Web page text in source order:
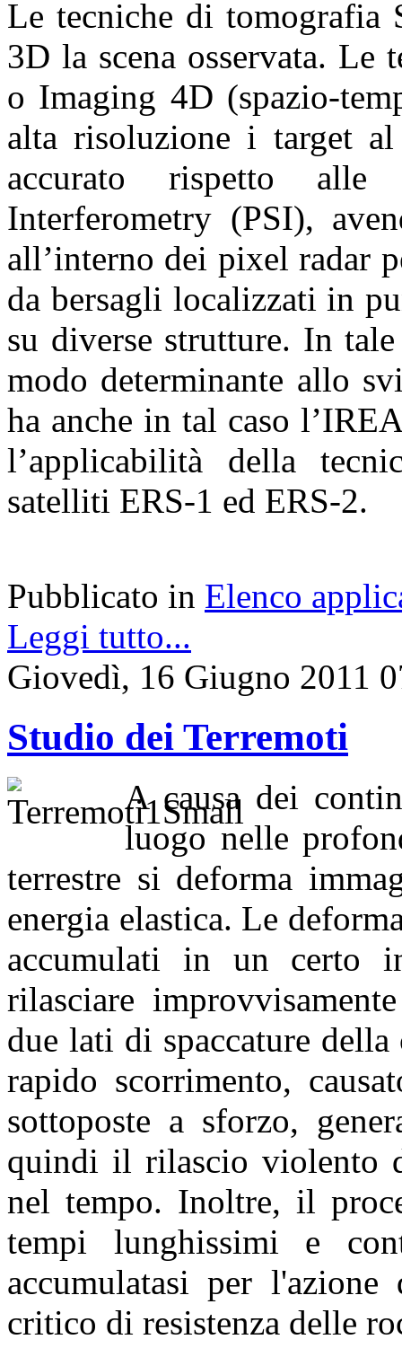
Le tecniche di tomografia
3D la scena osservata. Le
o Imaging 4D (spazio-
alta risoluzione i target
accurato rispetto alle
Interferometry (PSI),
all’interno dei pixel radar
da bersagli localizzati in
su diverse strutture. In
modo determinante allo
ha anche in tal caso
l’applicabilità della
satelliti ERS-1 ed ERS-2.
Pubblicato in Elenco
Leggi tutto...
Giovedì, 16 Giugno 2011
Studio dei Terremoti
A causa dei
luogo nelle
terrestre si deforma
energia elastica. Le
accumulati in un certo
rilasciare
due lati di spaccature della
rapido scorrimento,
sottoposte a sforzo,
quindi il rilascio violento
nel tempo. Inoltre, il
tempi lunghissimi e
accumulatasi per
critico di resistenza delle